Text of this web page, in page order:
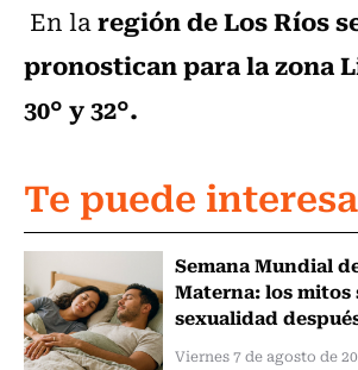
En laregión de Los Ríos
pronostican para la zona
30° y 32°.
Te puede
Semana Mundial
Materna: los mitos
sexualidad
Viernes 7 de agosto de